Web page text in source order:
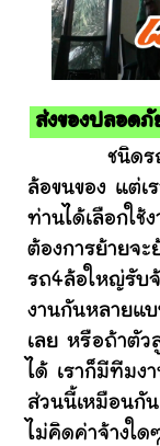
ส่งของปลอดภั
ชนิดรถของ
ล้อขนของ แต่เ
ท่านได้เลือกใช้
ต้องการย้ายจะ
รถ4ล้อใหญ่รับจ้
งานกันหลายแ
เลย หรือถ้าตัว
ได้ เราก็มีทีมง
ส่วนนี้เหมือนกั
ไม่คิดค่าจ้างใด